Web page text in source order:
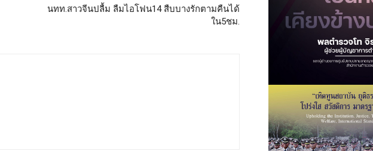
นทท.สาวจีนปลื้ม ลืมไอโฟน14 สืบบางรักตามคืนได้
ใน5ชม.